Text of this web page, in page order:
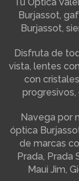
Burjassot,
Burjassot,
Disfruta de
vista, lentes
con
progresivos,
Navega por
óptica
de marcas
Prada, Prada
Maui Jim,